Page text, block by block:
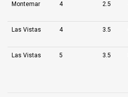
Montemar 4 2.5
Las Vistas 4 3.5
Las Vistas 5 3.5